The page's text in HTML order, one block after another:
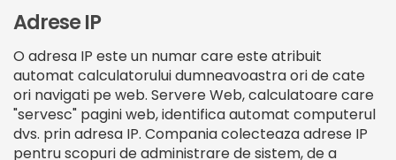
Adrese IP
O adresa IP este un numar care este atribuit
automat calculatorului dumneavoastra ori de cate
ori navigati pe web. Servere Web, calculatoare care
"servesc" pagini web, identifica automat computerul
dvs. prin adresa IP. Compania colecteaza adrese IP
pentru scopuri de administrare de sistem, de a